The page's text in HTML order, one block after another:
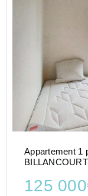
Appartement 1
125